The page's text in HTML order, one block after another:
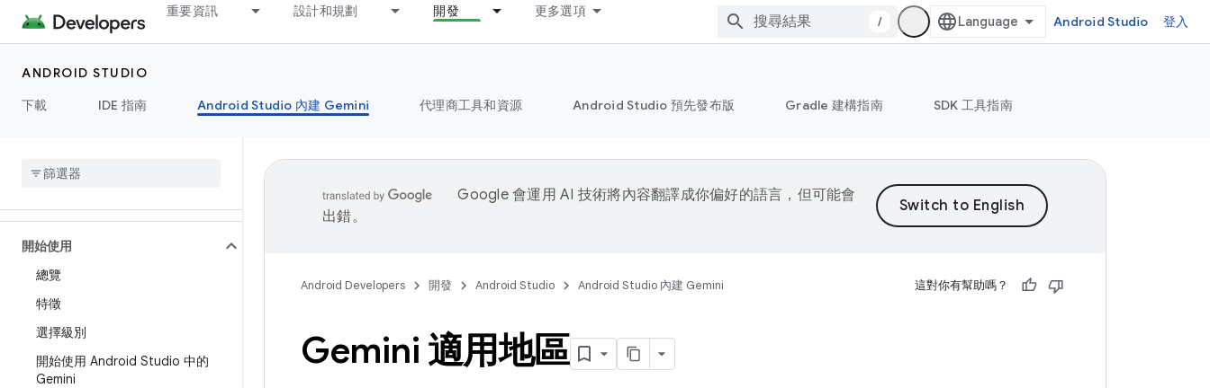
重要資訊 設計和規劃 開發 更多選項
/ Android Studio 登入
ANDROID STUDIO
下載
IDE 指南 Android Studio 內建 Gemini 代理商工具和資源 Android Studio 預先發布版 Gradle 建構指南 SDK 工具指南
開始使用
總覽
特徵
選擇級別
開始使用 Android Studio 中的
Gemini
Google 會運用 AI 技術將內容翻譯成你偏好的語言，但可能會
出錯。
Android Developers 開發 Android Studio Android Studio 內建 Gemini 這對你有幫助嗎？
Gemini 適用地區